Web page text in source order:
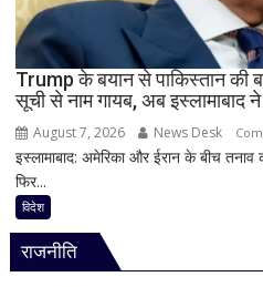
Trump के बयान से पाकिस्तान की
सूची से नाम गायब, अब इस्लामाबाद
August 7, 2026 News Desk
इस्लामाबाद: अमेरिका और ईरान के बीच
फिर...
विदेश
राजनीति